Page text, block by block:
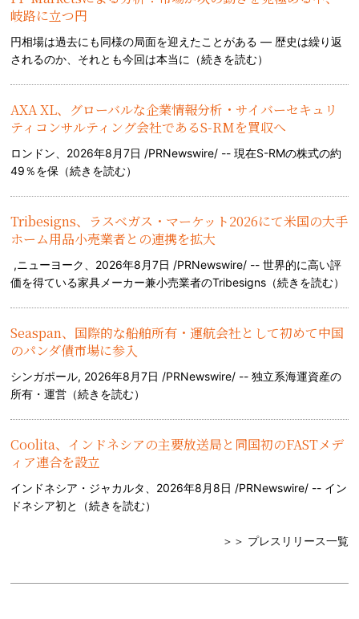
岐路に立つ円
円相場は過去にも同様の局面を迎えたことがある — 歴史は繰り返
されるのか、それとも今回は本当に（続きを読む）
AXA XL、グローバルな企業情報分析・サイバーセキュリ
ティコンサルティング会社であるS-RMを買収へ
ロンドン、2026年8月7日 /PRNewswire/ -- 現在S-RMの株式の約
49％を保（続きを読む）
Tribesigns、ラスベガス・マーケット2026にて米国の大手
ホーム用品小売業者との連携を拡大
,ニューヨーク、2026年8月7日 /PRNewswire/ -- 世界的に高い評
価を得ている家具メーカー兼小売業者のTribesigns（続きを読む）
Seaspan、国際的な船舶所有・運航会社として初めて中国
のパンダ債市場に参入
シンガポール, 2026年8月7日 /PRNewswire/ -- 独立系海運資産の
所有・運営（続きを読む）
Coolita、インドネシアの主要放送局と同国初のFASTメデ
ィア連合を設立
インドネシア・ジャカルタ、2026年8月8日 /PRNewswire/ -- イン
ドネシア初と（続きを読む）
＞＞ プレスリリース一覧